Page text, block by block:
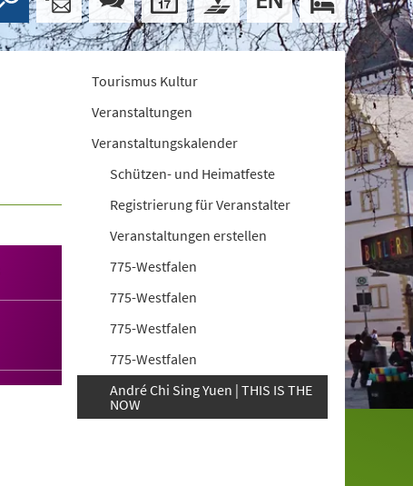
Tourismus Kultur
Veranstaltungen
Veranstaltungskalender
Schützen- und Heimatfeste
Registrierung für Veranstalter
Veranstaltungen erstellen
775-Westfalen
775-Westfalen
775-Westfalen
775-Westfalen
André Chi Sing Yuen | THIS IS THE
NOW